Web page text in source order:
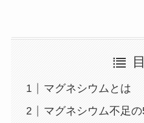
マグネシウムとは
マグネシウム不足